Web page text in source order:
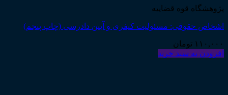
پژوهشگاه قوه قضاییه
اشخاص حقوقی: مسئولیت کیفری و آیین دادرسی (چاپ پنجم)
۱۱۰,۰۰۰ تومان
افزودن به سبد خرید